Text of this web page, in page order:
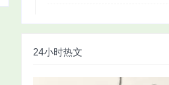
24小时热文